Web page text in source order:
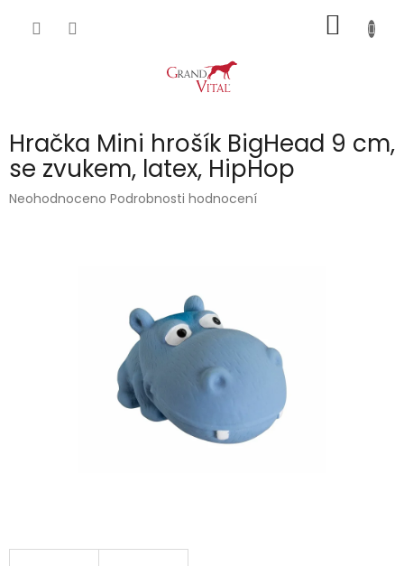
KOŠÍK
Hračka Mini hrošík BigHead 9 cm,
se zvukem, latex, HipHop
Průměrné
Neohodnoceno Podrobnosti hodnocení